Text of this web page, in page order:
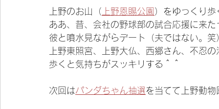
上野のお山（ 上野恩賜公園 ）をゆっくり
ああ、昔、会社の野球部の試合応援に来た
彼と噴水見ながらデート（夫ではない。
上野東照宮、上野大仏、西郷さん、不忍
歩くと気持ちがスッキリする＾＾
次回はパンダちゃん抽選を当てて上野動